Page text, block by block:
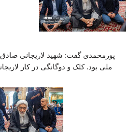
پورمحمدی گفت: شهید لاریجانی
ملی بود. کلک و دوگانگی در کار